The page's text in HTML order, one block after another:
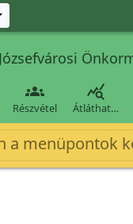
Józsefvárosi

Részvétel

Átláthat…
a menüpontok